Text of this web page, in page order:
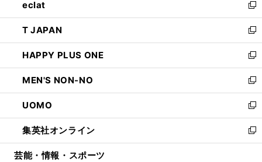
く
で
開
く
ド
ウ
で
開
く
ィ
ン
ド
ウ
で
開
く
い
ウ
ィ
ン
ド
ウ
で
開
く
eclat
新
し
い
ウ
ィ
ン
ド
ウ
で
開
く
T JAPAN
新
し
い
ウ
ィ
ン
ド
ウ
で
開
HAPPY PLUS ONE
新
し
い
ウ
ィ
ン
ド
ウ
MEN'S NON-NO
新
し
い
ウ
ィ
ン
UOMO
新
し
い
ウ
集英社オンライン
新
し
芸能・情報・スポーツ